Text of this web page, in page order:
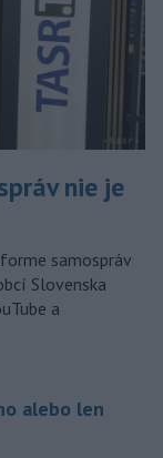
nie je
samospráv
Slovenska
a
alebo len